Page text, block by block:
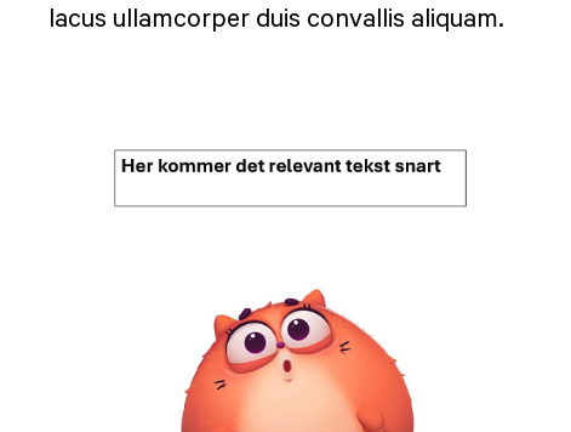
lacus ullamcorper duis convallis aliquam.